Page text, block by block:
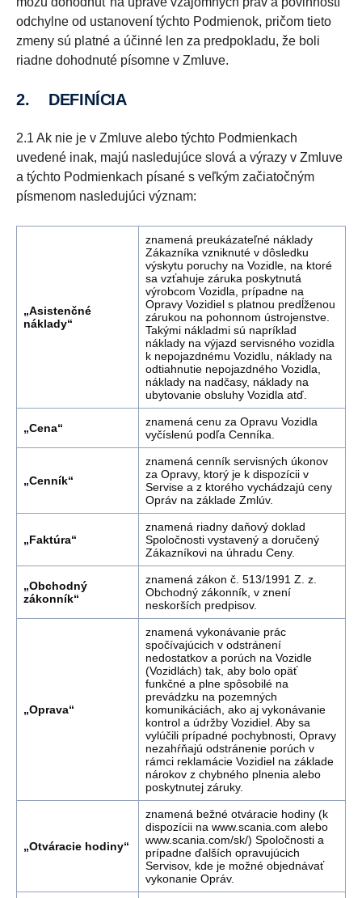
odchylne od ustanovení týchto Podmienok, pričom tieto
zmeny sú platné a účinné len za predpokladu, že boli
riadne dohodnuté písomne v Zmluve.
2. DEFINÍCIA
2.1 Ak nie je v Zmluve alebo týchto Podmienkach
uvedené inak, majú nasledujúce slová a výrazy v Zmluve
a týchto Podmienkach písané s veľkým začiatočným
písmenom nasledujúci význam:
„Asistenčné
náklady“
znamená preukázateľné náklady
Zákazníka vzniknuté v dôsledku
výskytu poruchy na Vozidle, na ktoré
sa vzťahuje záruka poskytnutá
výrobcom Vozidla, prípadne na
Opravy Vozidiel s platnou predĺženou
zárukou na pohonnom ústrojenstve.
Takými nákladmi sú napríklad
náklady na výjazd servisného vozidla
k nepojazdnému Vozidlu, náklady na
odtiahnutie nepojazdného Vozidla,
náklady na nadčasy, náklady na
ubytovanie obsluhy Vozidla atď.
„Cena“
znamená cenu za Opravu Vozidla
vyčíslenú podľa Cenníka.
„Cenník“
znamená cenník servisných úkonov
za Opravy, ktorý je k dispozícii v
Servise a z ktorého vychádzajú ceny
Opráv na základe Zmlúv.
„Faktúra“
znamená riadny daňový doklad
Spoločnosti vystavený a doručený
Zákazníkovi na úhradu Ceny.
„Obchodný
zákonník“
znamená zákon č. 513/1991 Z. z.
Obchodný zákonník, v znení
neskorších predpisov.
„Oprava“
znamená vykonávanie prác
spočívajúcich v odstránení
nedostatkov a porúch na Vozidle
(Vozidlách) tak, aby bolo opäť
funkčné a plne spôsobilé na
prevádzku na pozemných
komunikáciách, ako aj vykonávanie
kontrol a údržby Vozidiel. Aby sa
vylúčili prípadné pochybnosti, Opravy
nezahŕňajú odstránenie porúch v
rámci reklamácie Vozidiel na základe
nárokov z chybného plnenia alebo
poskytnutej záruky.
„Otváracie hodiny“
znamená bežné otváracie hodiny (k
dispozícii na www.scania.com alebo
www.scania.com/sk/) Spoločnosti a
prípadne ďalších opravujúcich
Servisov, kde je možné objednávať
vykonanie Opráv.